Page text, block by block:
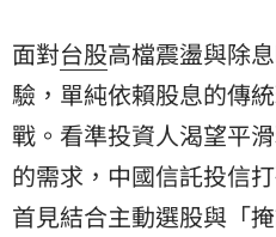
面對台股高檔震盪與除
驗，單純依賴股息的傳
戰。看準投資人渴望平
的需求，中國信託投信
首見結合主動選股與「